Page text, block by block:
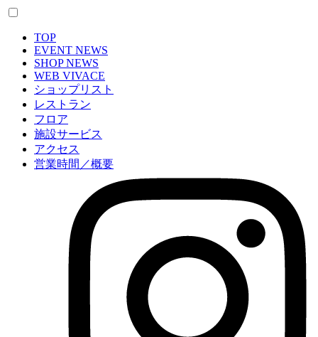
TOP
EVENT NEWS
SHOP NEWS
WEB VIVACE
ショップリスト
レストラン
フロア
施設サービス
アクセス
営業時間／概要